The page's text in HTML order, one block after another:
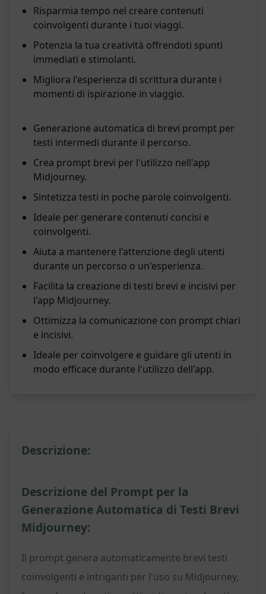
Risparmia tempo nel creare contenuti
coinvolgenti durante i tuoi viaggi.
Potenzia la tua creatività offrendoti spunti
immediati e stimolanti.
Migliora l'esperienza di scrittura durante i
momenti di ispirazione in viaggio.
Generazione automatica di brevi prompt per
testi intermedi durante il percorso.
Crea prompt brevi per l'utilizzo nell'app
Midjourney.
Sintetizza testi in poche parole coinvolgenti.
Ideale per generare contenuti concisi e
coinvolgenti.
Aiuta a mantenere l'attenzione degli utenti
durante un percorso o un'esperienza.
Facilita la creazione di testi brevi e incisivi per
l'app Midjourney.
Ottimizza la comunicazione con prompt chiari
e incisivi.
Ideale per coinvolgere e guidare gli utenti in
modo efficace durante l'utilizzo dell'app.
Descrizione:
Descrizione del Prompt per la
Generazione Automatica di Testi Brevi
Midjourney:
Il prompt genera automaticamente brevi testi
coinvolgenti e intriganti per l'uso su Midjourney,